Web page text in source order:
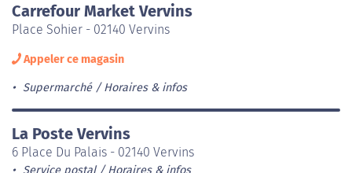
Carrefour Market Vervins
Place Sohier - 02140 Vervins
Appeler ce magasin
Supermarché Horaires & infos
La Poste Vervins
6 Place Du Palais - 02140 Vervins
Service postal Horaires & infos